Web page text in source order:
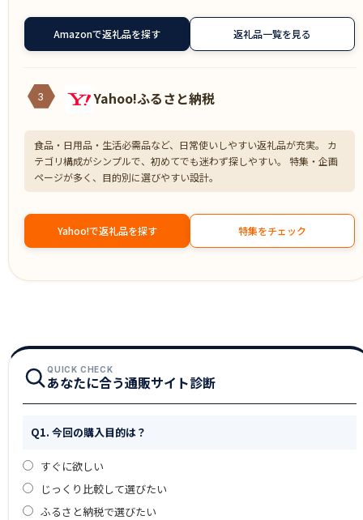
Amazonで返礼品を探す 返礼品一覧を見る
3 Yahoo!ふるさと納税
食品・日用品・生活必需品など、日常使いしやすい返礼品が充実。 カ
テゴリ構成がシンプルで、初めてでも迷わず探しやすい。 特集・企画
ページが多く、目的別に選びやすい設計。
Yahoo!で返礼品を探す 特集をチェック
QUICK CHECK
あなたに合う通販サイト診断
Q1. 今回の購入目的は？
すぐに欲しい
じっくり比較して選びたい
ふるさと納税で選びたい